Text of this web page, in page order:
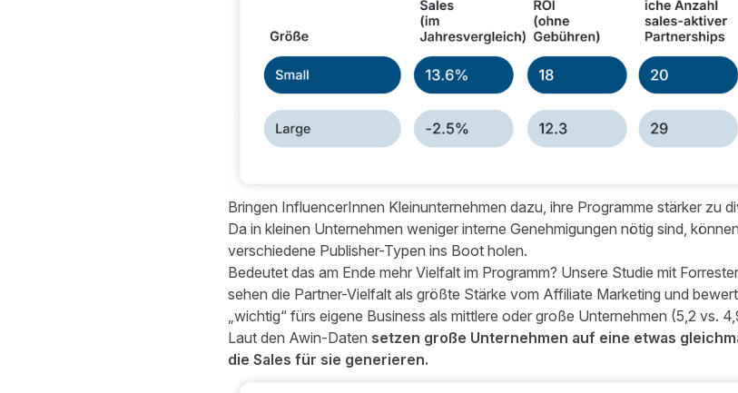
Bringen InfluencerInnen Kleinunternehmen dazu, ihre Programme stärker zu
Da in kleinen Unternehmen weniger interne Genehmigungen nötig sind,
verschiedene Publisher-Typen ins Boot holen.
Bedeutet das am Ende mehr Vielfalt im Programm? Unsere Studie mit Forrester
sehen die Partner-Vielfalt als größte Stärke vom Affiliate Marketing und
„wichtig“ fürs eigene Business als mittlere oder große Unternehmen (5,2 vs.
Laut den Awin-Daten setzen große Unternehmen auf eine etwas
die Sales für sie generieren.